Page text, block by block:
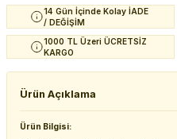
14 Gün İçinde Kolay İADE
/ DEĞİŞİM
1000 TL Üzeri ÜCRETSİZ
KARGO
Ürün Açıklama
Ürün Bilgisi: